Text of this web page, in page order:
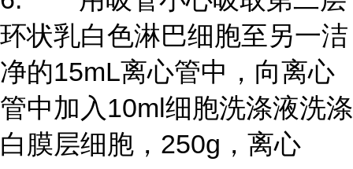
环状乳白色淋巴细胞至另一洁
净的15mL离心管中，向离心
管中加入10ml细胞洗涤液洗涤
白膜层细胞，250g，离心